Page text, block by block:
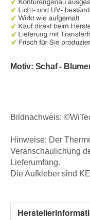
Motiv: Schaf -
Bildnachweis:
Hinweise: Der
Veranschaulichung
Lieferumfang.
Die Aufkleber sind